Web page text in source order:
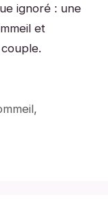
ignoré : une
et
,